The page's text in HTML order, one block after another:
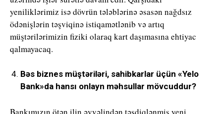
yeniliklərimiz isə dövrün tələblərinə əsasən nağdsız
ödənişlərin təşviqinə istiqamətlənib və artıq
müştərilərimizin fiziki olaraq kart daşımasına ehtiyac
qalmayacaq.
Bəs biznes müştəriləri, sahibkarlar üçün «Yelo
Bank»da hansı onlayn məhsullar mövcuddur?
Bankımızın ötən ilin əvvəlindən təsdiqlənmiş yeni